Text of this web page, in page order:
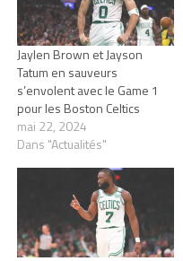
Jaylen Brown et Jayson
Tatum en sauveurs
s’envolent avec le Game 1
pour les Boston Celtics
mai 22, 2024
Dans "Actualités"